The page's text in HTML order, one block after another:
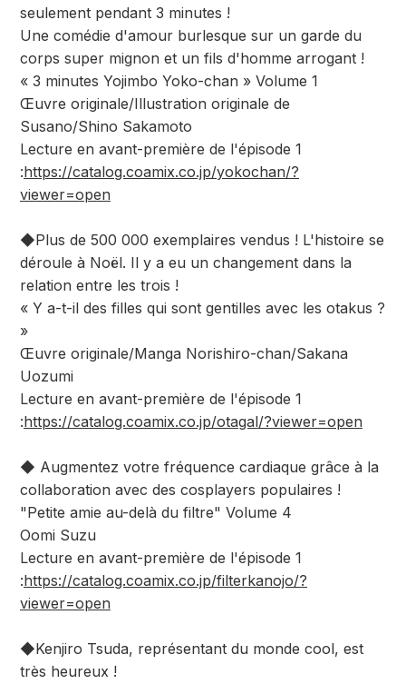
seulement pendant 3 minutes !
Une comédie d'amour burlesque sur un garde du
corps super mignon et un fils d'homme arrogant !
« 3 minutes Yojimbo Yoko-chan » Volume 1
Œuvre originale/Illustration originale de
Susano/Shino Sakamoto
Lecture en avant-première de l'épisode 1
:https://catalog.coamix.co.jp/yokochan/?
viewer=open
◆Plus de 500 000 exemplaires vendus ! L'histoire se
déroule à Noël. Il y a eu un changement dans la
relation entre les trois !
« Y a-t-il des filles qui sont gentilles avec les otakus ?
»
Œuvre originale/Manga Norishiro-chan/Sakana
Uozumi
Lecture en avant-première de l'épisode 1
:https://catalog.coamix.co.jp/otagal/?viewer=open
◆ Augmentez votre fréquence cardiaque grâce à la
collaboration avec des cosplayers populaires !
"Petite amie au-delà du filtre" Volume 4
Oomi Suzu
Lecture en avant-première de l'épisode 1
:https://catalog.coamix.co.jp/filterkanojo/?
viewer=open
◆Kenjiro Tsuda, représentant du monde cool, est
très heureux !